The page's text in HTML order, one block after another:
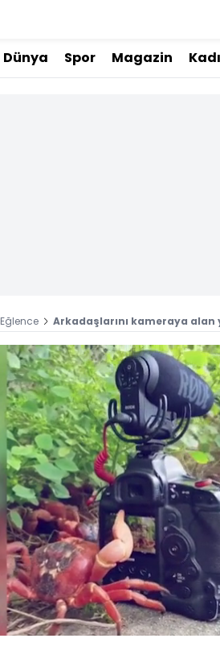
Dünya Spor Magazin
Eğlence Arkadaşlarını kameraya alan
Yüklendi :
100.00%